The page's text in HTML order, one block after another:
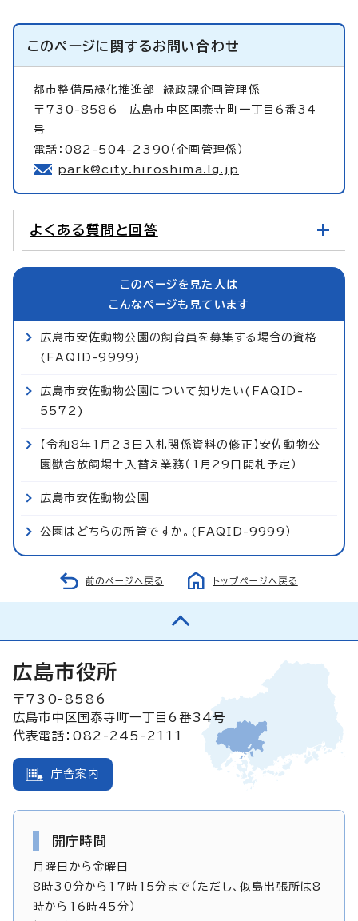
このページに関するお問い合わせ
都市整備局緑化推進部緑政課企画管理係
〒730-8586 広島市中区国泰寺町一丁目6番34
号
電話：082-504-2390（企画管理係）
park@city.hiroshima.lg.jp
よくある質問と回答
このページを見た人は
こんなページも見ています
広島市安佐動物公園の飼育員を募集する場合の資格
(FAQID-9999)
広島市安佐動物公園について知りたい(FAQID-
5572)
【令和8年1月23日入札関係資料の修正】安佐動物公
園獣舎放飼場土入替え業務（1月29日開札予定）
広島市安佐動物公園
公園はどちらの所管ですか。(FAQID-9999）
前のページへ戻る トップページへ戻る
広島市役所
〒730-8586
広島市中区国泰寺町一丁目6番34号
代表電話：082-245-2111
庁舎案内
開庁時間
月曜日から金曜日
8時30分から17時15分まで（ただし、似島出張所は8
時から16時45分）